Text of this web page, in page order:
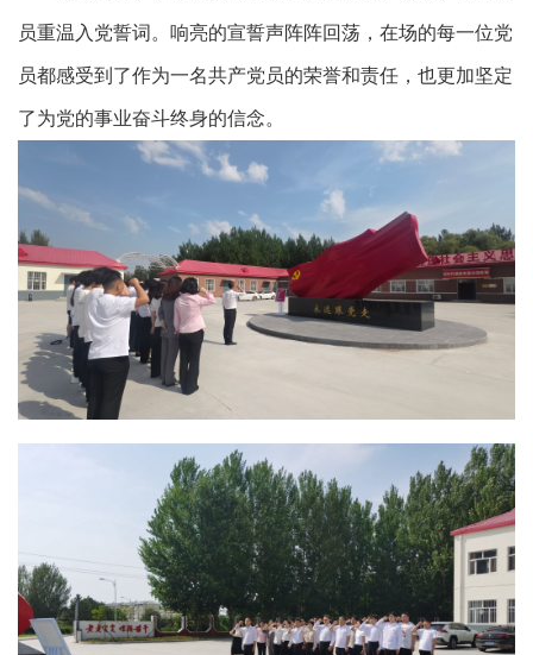
员重温入党誓词。响亮的宣誓声阵阵回荡，在场的每一位党
员都感受到了作为一名共产党员的荣誉和责任，也更加坚定
了为党的事业奋斗终身的信念。